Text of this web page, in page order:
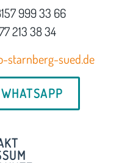
999 33 66
213 38 34
starnberg-sued.de